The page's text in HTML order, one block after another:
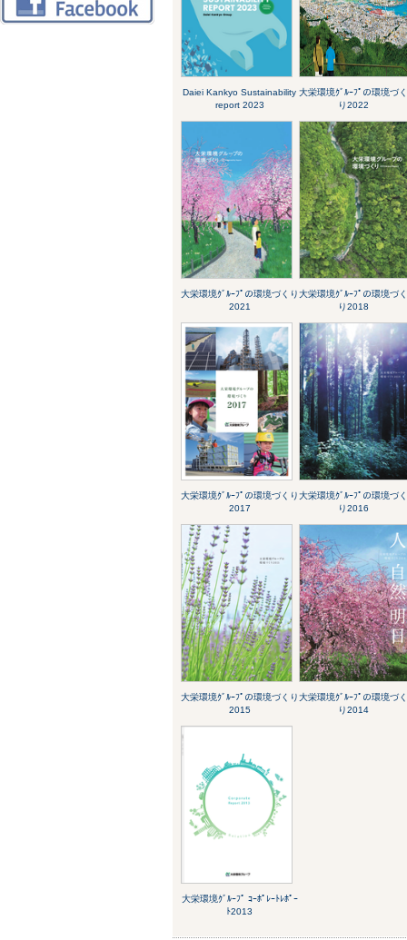
Daiei Kankyo Sustainability
report 2023
大栄環境ｸﾞﾙｰﾌﾟの環境づ
り2022
大栄環境ｸﾞﾙｰﾌﾟの環境づくり
2021
大栄環境ｸﾞﾙｰﾌﾟの環境づ
り2018
大栄環境ｸﾞﾙｰﾌﾟの環境づくり
2017
大栄環境ｸﾞﾙｰﾌﾟの環境づ
り2016
大栄環境ｸﾞﾙｰﾌﾟの環境づくり
2015
大栄環境ｸﾞﾙｰﾌﾟの環境づ
り2014
大栄環境ｸﾞﾙｰﾌﾟ ｺｰﾎﾟﾚｰﾄﾚﾎﾟｰ
ﾄ2013